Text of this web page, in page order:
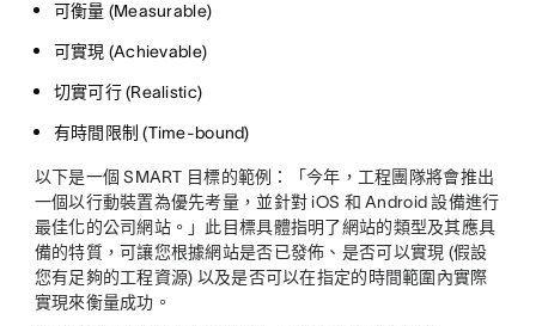
可衡量 (Measurable)
可實現 (Achievable)
切實可行 (Realistic)
有時間限制 (Time-bound)
以下是一個 SMART 目標的範例：「今年，工程團隊將會推出
一個以行動裝置為優先考量，並針對 iOS 和 Android 設備進行
最佳化的公司網站。」此目標具體指明了網站的類型及其應具
備的特質，可讓您根據網站是否已發佈、是否可以實現 (假設
您有足夠的工程資源) 以及是否可以在指定的時間範圍內實際
實現來衡量成功。